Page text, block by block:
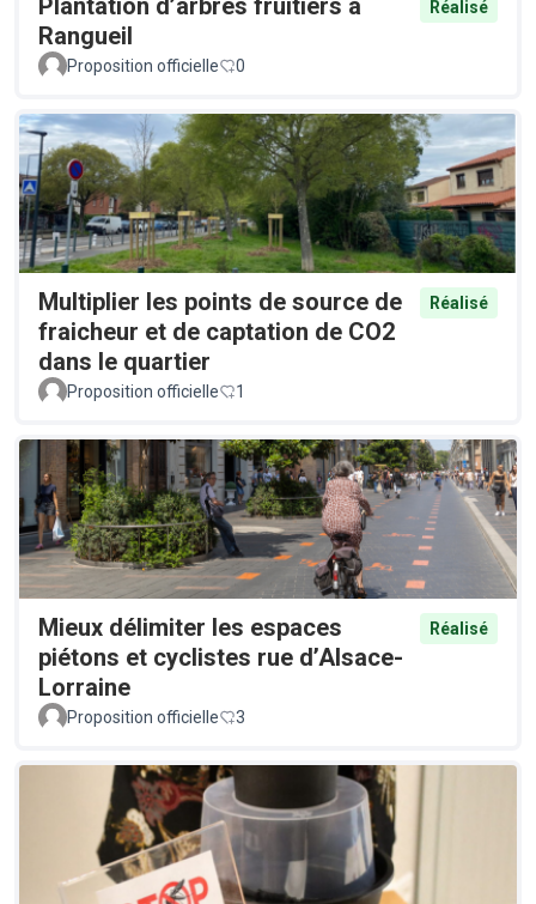
Plantation d’arbres fruitiers à
Rangueil
Réalisé
Proposition officielle 0
Multiplier les points de source de
fraicheur et de captation de CO2
dans le quartier
Réalisé
Proposition officielle 1
Mieux délimiter les espaces
piétons et cyclistes rue d’Alsace-
Lorraine
Réalisé
Proposition officielle 3